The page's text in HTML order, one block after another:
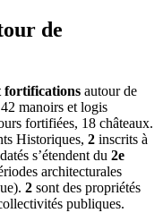
de
fortifications autour de
manoirs et logis
fortifiées, 18 châteaux.
Historiques, 2 inscrits à
s’étendent du 2e
architecturales
2 sont des propriétés
publiques.